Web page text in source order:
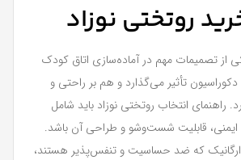
روتختی نوزاد
از تصمیمات مهم در آماده‌سازی اتاق کودک
تأثیر می‌گذارد و هم بر راحتی و
راهنمای انتخاب روتختی نوزاد باید شامل
قابلیت شست‌وشو و طراحی آن باشد.
ارگانیک که ضد حساسیت و تنفس‌پذیر هستند،